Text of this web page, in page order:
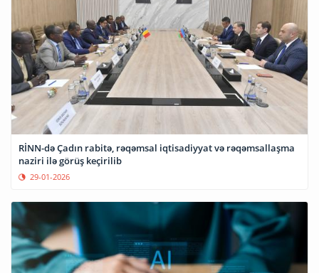
RİNN-də Çadın rabitə, rəqəmsal iqtisadiyyat və rəqəmsallaşma
naziri ilə görüş keçirilib
29-01-2026